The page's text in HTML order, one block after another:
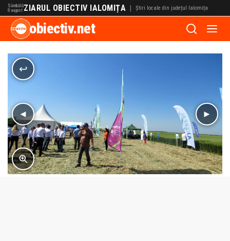
Sâmbătă
8 august ZIARUL OBIECTIV IALOMIȚA | Știri locale din județul Ialomița
obiectiv.net